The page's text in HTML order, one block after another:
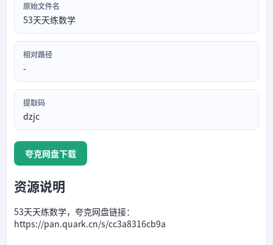
原始文件名
53天天练数学
相对路径
-
提取码
dzjc
夸克网盘下载
资源说明
53天天练数学，夸克网盘链接：
https://pan.quark.cn/s/cc3a8316cb9a